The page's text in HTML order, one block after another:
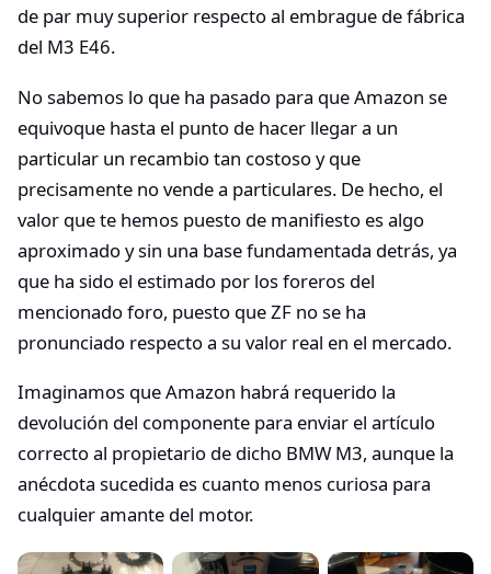
de par muy superior respecto al embrague de fábrica
del M3 E46.
No sabemos lo que ha pasado para que Amazon se
equivoque hasta el punto de hacer llegar a un
particular un recambio tan costoso y que
precisamente no vende a particulares. De hecho, el
valor que te hemos puesto de manifiesto es algo
aproximado y sin una base fundamentada detrás, ya
que ha sido el estimado por los foreros del
mencionado foro, puesto que ZF no se ha
pronunciado respecto a su valor real en el mercado.
Imaginamos que Amazon habrá requerido la
devolución del componente para enviar el artículo
correcto al propietario de dicho BMW M3, aunque la
anécdota sucedida es cuanto menos curiosa para
cualquier amante del motor.